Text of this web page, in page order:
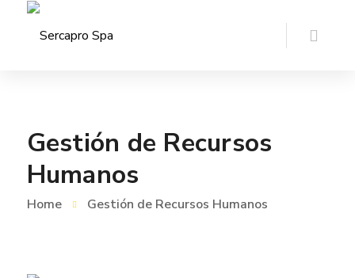
Gestión de Recursos
Humanos
Home Gestión de Recursos Humanos